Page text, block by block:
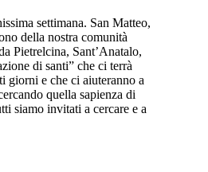
settimana. San Matteo,
della nostra comunità
Pietrelcina, Sant’Anatalo,
di santi” che ci terrà
giorni e che ci aiuteranno a
quella sapienza di
siamo invitati a cercare e a